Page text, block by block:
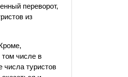
переворот,
из
том числе в
туристов